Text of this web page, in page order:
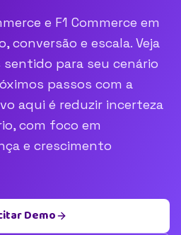
e F1 Commerce em
conversão e escala. Veja
para seu cenário
passos com a
aqui é reduzir incerteza
com foco em
e crescimento
Demo